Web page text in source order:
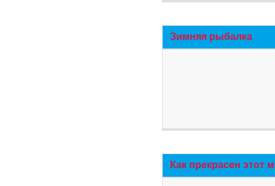
Зимняя рыбалка
Как прекрасен этот